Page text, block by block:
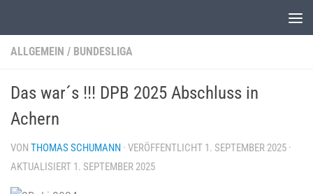
ALLGEMEIN / BUNDESLIGA
Das war´s !!! DPB 2025 Abschluss in
Achern
VON THOMAS SCHUMANN · VERÖFFENTLICHT 1. SEPTEMBER 2025 ·
AKTUALISIERT 1. SEPTEMBER 2025